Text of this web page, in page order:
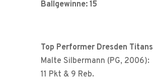
Ballgewinne: 15
Top Performer Dresden Titans
Malte Silbermann (PG, 2006):
11 Pkt & 9 Reb.